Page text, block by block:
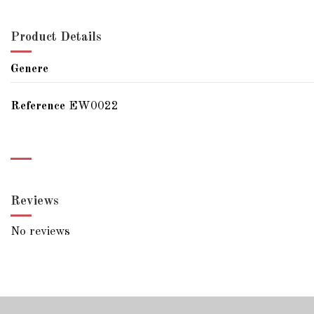
Product Details
Genere
Reference EW0022
Reviews
No reviews